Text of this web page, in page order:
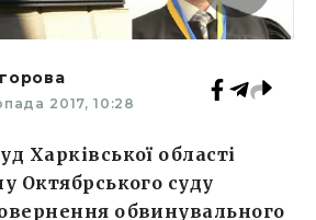
2017, 10:28
Харківської області
Октябрського суду
обвинувального